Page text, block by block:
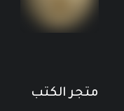
متجر الكتب